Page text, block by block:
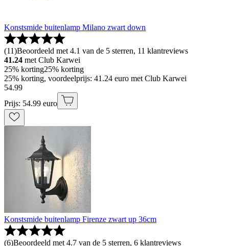
Konstsmide buitenlamp Milano zwart down
(11)Beoordeeld met 4.1 van de 5 sterren, 11 klantreviews
41.24 met Club Karwei
25% korting25% korting
25% korting, voordeelprijs: 41.24 euro met Club Karwei
54.99
Prijs: 54.99 euro
Konstsmide buitenlamp Firenze zwart up 36cm
(6)Beoordeeld met 4.7 van de 5 sterren, 6 klantreviews